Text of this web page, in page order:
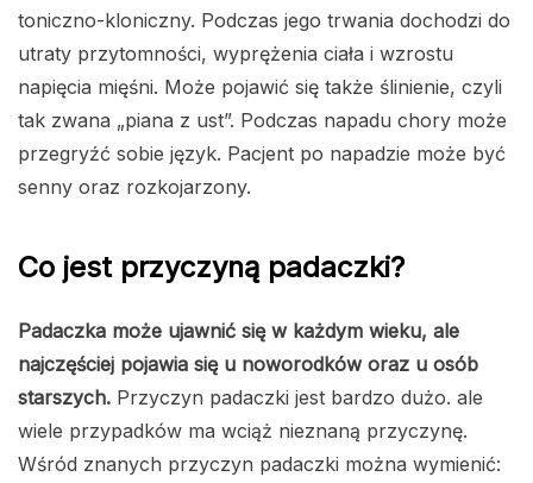
toniczno-kloniczny. Podczas jego trwania dochodzi do
utraty przytomności, wyprężenia ciała i wzrostu
napięcia mięśni. Może pojawić się także ślinienie, czyli
tak zwana „piana z ust”. Podczas napadu chory może
przegryźć sobie język. Pacjent po napadzie może być
senny oraz rozkojarzony.
Co jest przyczyną padaczki?
Padaczka może ujawnić się w każdym wieku, ale
najczęściej pojawia się u noworodków oraz u osób
starszych. Przyczyn padaczki jest bardzo dużo. ale
wiele przypadków ma wciąż nieznaną przyczynę.
Wśród znanych przyczyn padaczki można wymienić: